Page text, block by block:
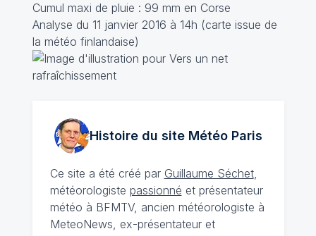
Cumul maxi de pluie : 99 mm en Corse
Analyse du 11 janvier 2016 à 14h (carte issue de
la météo finlandaise)
Histoire du site MétéoParis
Ce site a été créé par Guillaume Séchet,
météorologiste passionné et présentateur
météo à BFMTV, ancien météorologiste à
MeteoNews, ex-présentateur et